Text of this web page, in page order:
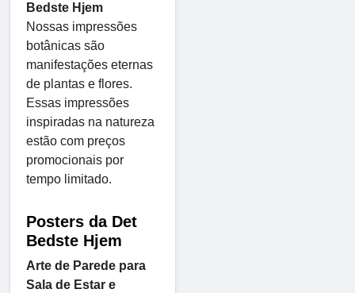
Bedste Hjem
Nossas impressões
botânicas são
manifestações eternas
de plantas e flores.
Essas impressões
inspiradas na natureza
estão com preços
promocionais por
tempo limitado.
Posters da Det
Bedste Hjem
Arte de Parede para
Sala de Estar e